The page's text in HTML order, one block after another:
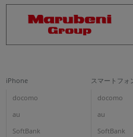
iPhone
docomo
au
SoftBank
スマートフォ
docomo
au
SoftBank